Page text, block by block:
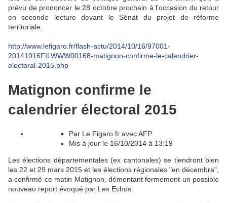
prévu de prononcer le 28 octobre prochain à l'occasion du retour
en seconde lecture devant le Sénat du projet de réforme
territoriale.
http://www.lefigaro.fr/flash-actu/2014/10/16/97001-
20141016FILWWW00168-matignon-confirme-le-calendrier-
electoral-2015.php
Matignon confirme le
calendrier électoral 2015
Par Le Figaro.fr avec AFP
Mis à jour le 16/10/2014 à 13:19
Les élections départementales (ex cantonales) se tiendront bien
les 22 et 29 mars 2015 et les élections régionales "en décembre",
a confirmé ce matin Matignon, démentant fermement un possible
nouveau report évoqué par Les Echos.